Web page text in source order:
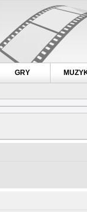
GRY